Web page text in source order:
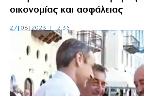
οικονομίας και ασφάλειας
27|08|2023 | 12:35